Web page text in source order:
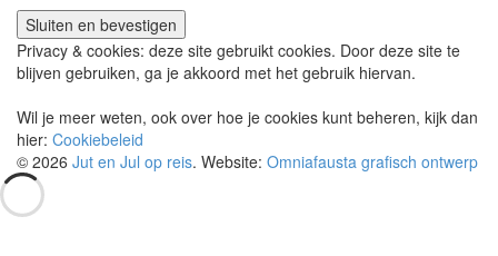
Privacy & cookies: deze site gebruikt cookies. Door deze site te
blijven gebruiken, ga je akkoord met het gebruik hiervan.
Wil je meer weten, ook over hoe je cookies kunt beheren, kijk dan
hier: Cookiebeleid
© 2026 Jut en Jul op reis. Website: Omniafausta grafisch ontwerp